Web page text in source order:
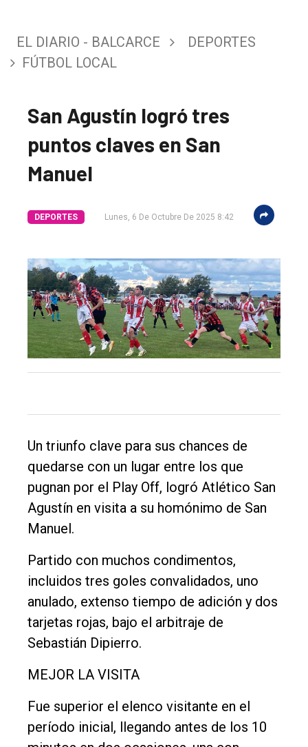
El
único
DIARIO
Inicio
Tendencia
Int.
General
Cultura
Entrevistas
Rural
Deportes
Fúnebres
Edición
Empresa
EL DIARIO - BALCARCE
DEPORTES
FÚTBOL LOCAL
San Agustín logró tres
puntos claves en San
Manuel
DEPORTES Lunes, 6 De Octubre De 2025 8:42
Un triunfo clave para sus chances de
quedarse con un lugar entre los que
pugnan por el Play Off, logró Atlético San
Agustín en visita a su homónimo de San
Manuel.
Partido con muchos condimentos,
incluidos tres goles convalidados, uno
anulado, extenso tiempo de adición y dos
tarjetas rojas, bajo el arbitraje de
Sebastián Dipierro.
MEJOR LA VISITA
Fue superior el elenco visitante en el
período inicial, llegando antes de los 10